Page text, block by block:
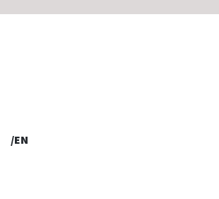
/EN